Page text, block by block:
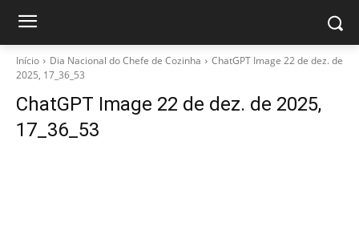
Início Dia Nacional do Chefe de Cozinha
ChatGPT Image 22 de dez. de
2025, 17_36_53
ChatGPT Image 22 de dez. de 2025,
17_36_53